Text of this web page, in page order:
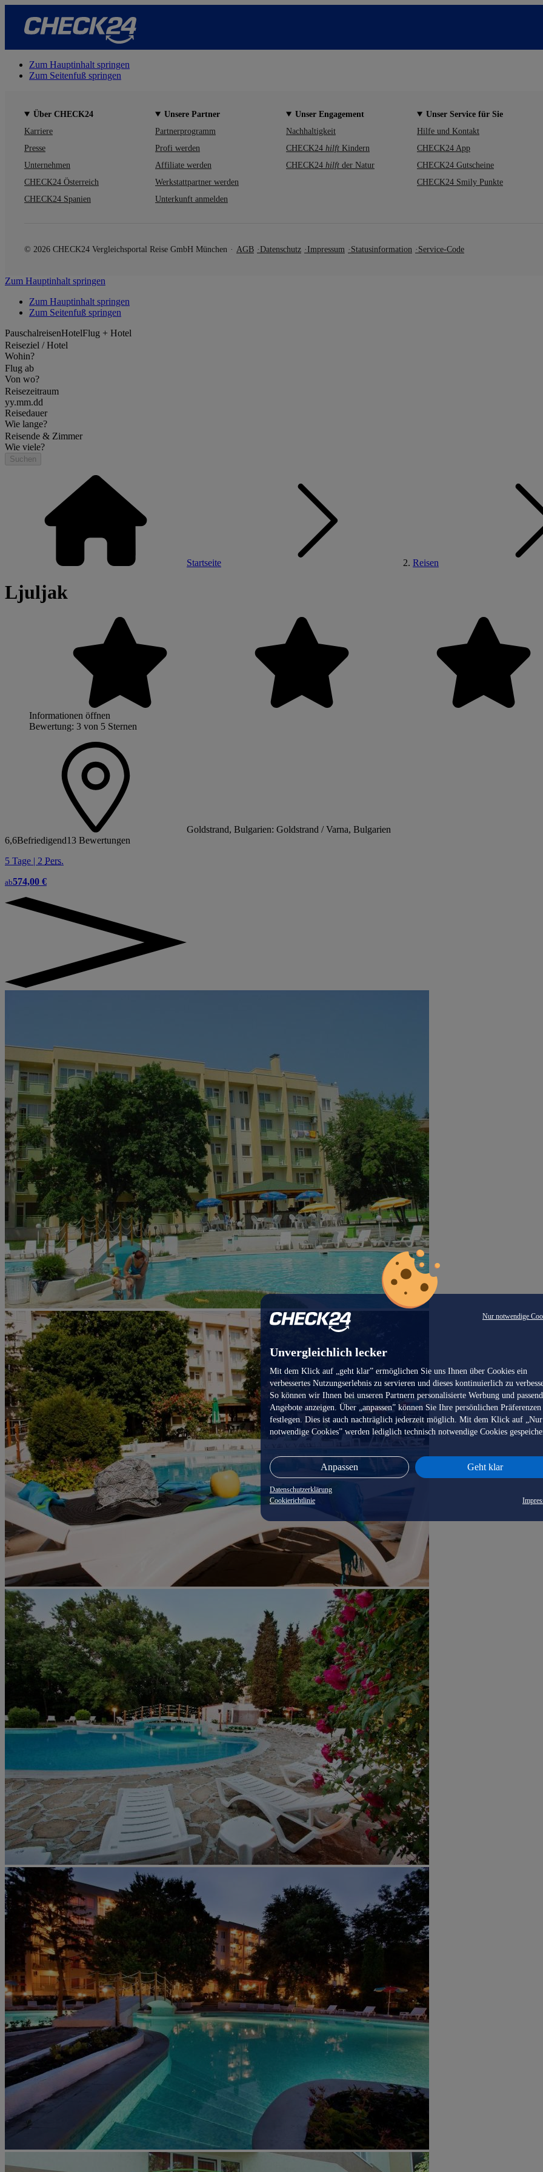
Nur notwendige
Unvergleichlich lecker
Mit dem Klick auf „geht klar” ermöglichen Sie uns Ihnen über Cookies ein
verbessertes Nutzungserlebnis zu servieren und dieses kontinuierlich zu
So können wir Ihnen bei unseren Partnern personalisierte Werbung und
Angebote anzeigen. Über „anpassen” können Sie Ihre persönlichen Präferenzen
festlegen. Dies ist auch nachträglich jederzeit möglich. Mit dem Klick auf „Nur
notwendige Cookies” werden lediglich technisch notwendige Cookies
Anpassen Geht klar
Datenschutzerklärung
Cookierichtlinie
Zum Hauptinhalt springen
Zum Seitenfuß springen
Über CHECK24
Karriere
Presse
Unternehmen
CHECK24 Österreich
CHECK24 Spanien
Unsere Partner
Partnerprogramm
Profi werden
Affiliate werden
Werkstattpartner werden
Unterkunft anmelden
Unser Engagement
Nachhaltigkeit
CHECK24 hilft Kindern
CHECK24 hilft der Natur
Unser Service für Sie
Hilfe und Kontakt
CHECK24 App
CHECK24 Gutscheine
CHECK24 Smily Punkte
© 2026 CHECK24 Vergleichsportal Reise GmbH München AGB Datenschutz Impressum Statusinformation Service-Code
Zum Hauptinhalt springen
Zum Hauptinhalt springen
Zum Seitenfuß springen
PauschalreisenHotelFlug + Hotel
Reiseziel / Hotel
Wohin?
Flug ab
Von wo?
Reisezeitraum
yy.mm.dd
Reisedauer
Wie lange?
Reisende & Zimmer
Wie viele?
Suchen
Startseite Reisen
Ljuljak
Informationen öffnen
Bewertung: 3 von 5 Sternen
Goldstrand, Bulgarien: Goldstrand / Varna, Bulgarien
6,6Befriedigend13 Bewertungen
5 Tage | 2 Pers.
ab574,00 €